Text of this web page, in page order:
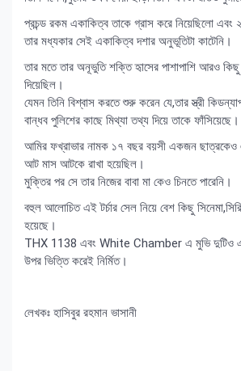
প্রচন্ড রকম একাকিত্ব তাকে গ্রাস করে নিয়েছিলো
তার মধ্যকার সেই একাকিত্ব দশার অনুভূতিটা কাটেনি।
তার মতে তার অনূভুতি শক্তি হৃাসের পাশাপাশি আরও কিছু
দিয়েছিল।
যেমন তিনি বিশ্বাস করতে শুরু করেন যে,তার স্ত্রী
বান্ধব পুলিশের কাছে মিথ্যা তথ্য দিয়ে তাকে ফাঁসিয়েছে।
আমির ফখ্রাভার নামক ১৭ বছর বয়সী একজন ছাত্রকেও
আট মাস আটকে রাখা হয়েছিল।
মুক্তির পর সে তার নিজের বাবা মা কেও চিনতে পারেনি।
বহুল আলোচিত এই টর্চার সেল নিয়ে বেশ কিছু
হয়েছে।
THX 1138 এবং White Chamber এ মুভি দুটিও
উপর ভিত্তি করেই নির্মিত।
লেখকঃ হাসিবুর রহমান ভাসানী